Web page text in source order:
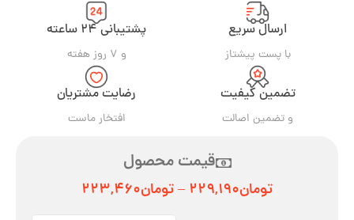
ارسال سریع
با پست پیشتاز
پشتیبانی ۲۴ ساعته
و ۷ روز هفته
تضمین کیفیت
و تضمین اصالت
رضایت مشتریان
افتخار ماست
قیمت محصول
تومان۲۲۹,۱۹۰ –تومان۲۲۳,۴۶۰